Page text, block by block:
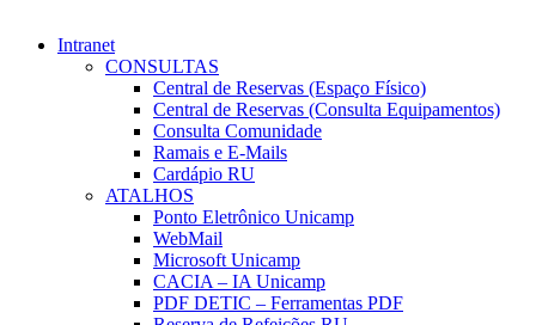
Intranet
CONSULTAS
Central de Reservas (Espaço Físico)
Central de Reservas (Consulta Equipamentos)
Consulta Comunidade
Ramais e E-Mails
Cardápio RU
ATALHOS
Ponto Eletrônico Unicamp
WebMail
Microsoft Unicamp
CACIA – IA Unicamp
PDF DETIC – Ferramentas PDF